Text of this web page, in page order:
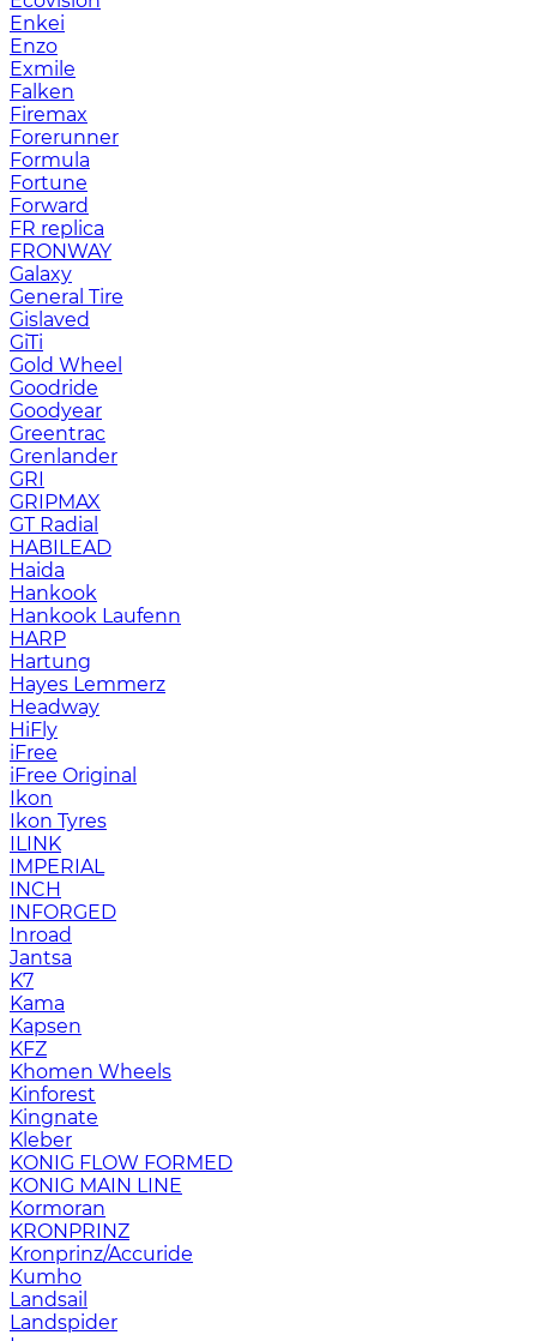
Enkei
Enzo
Exmile
Falken
Firemax
Forerunner
Formula
Fortune
Forward
FR replica
FRONWAY
Galaxy
General Tire
Gislaved
GiTi
Gold Wheel
Goodride
Goodyear
Greentrac
Grenlander
GRI
GRIPMAX
GT Radial
HABILEAD
Haida
Hankook
Hankook Laufenn
HARP
Hartung
Hayes Lemmerz
Headway
HiFly
iFree
iFree Original
Ikon
Ikon Tyres
ILINK
IMPERIAL
INCH
INFORGED
Inroad
Jantsa
K7
Kama
Kapsen
KFZ
Khomen Wheels
Kinforest
Kingnate
Kleber
KONIG FLOW FORMED
KONIG MAIN LINE
Kormoran
KRONPRINZ
Kronprinz/Accuride
Kumho
Landsail
Landspider